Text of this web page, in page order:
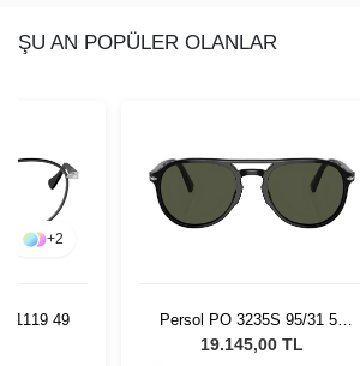
ŞU AN POPÜLER OLANLAR
+2
1119 49
Persol PO 3235S 95/31 55
Unisex Güneş Gözlüğü
19.145,00 TL